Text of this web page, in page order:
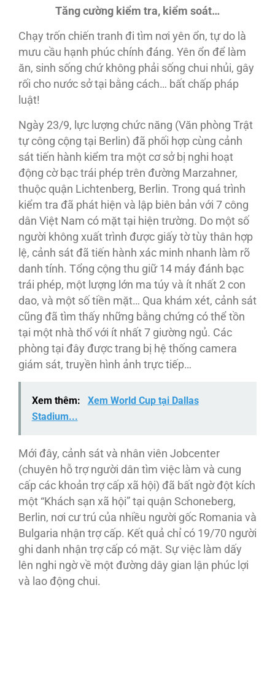
Tăng cường kiểm tra, kiểm soát…
Chạy trốn chiến tranh đi tìm nơi yên ổn, tự do là
mưu cầu hạnh phúc chính đáng. Yên ổn để làm
ăn, sinh sống chứ không phải sống chui nhủi, gây
rối cho nước sở tại bằng cách… bất chấp pháp
luật!
Ngày 23/9, lực lượng chức năng (Văn phòng Trật
tự công cộng tại Berlin) đã phối hợp cùng cảnh
sát tiến hành kiểm tra một cơ sở bị nghi hoạt
động cờ bạc trái phép trên đường Marzahner,
thuộc quận Lichtenberg, Berlin. Trong quá trình
kiểm tra đã phát hiện và lập biên bản với 7 công
dân Việt Nam có mặt tại hiện trường. Do một số
người không xuất trình được giấy tờ tùy thân hợp
lệ, cảnh sát đã tiến hành xác minh nhanh làm rõ
danh tính. Tổng cộng thu giữ 14 máy đánh bạc
trái phép, một lượng lớn ma túy và ít nhất 2 con
dao, và một số tiền mặt… Qua khám xét, cảnh sát
cũng đã tìm thấy những bằng chứng có thể tồn
tại một nhà thổ với ít nhất 7 giường ngủ. Các
phòng tại đây được trang bị hệ thống camera
giám sát, truyền hình ảnh trực tiếp…
Xem thêm:
Xem World Cup tại Dallas
Stadium...
Mới đây, cảnh sát và nhân viên Jobcenter
(chuyên hỗ trợ người dân tìm việc làm và cung
cấp các khoản trợ cấp xã hội) đã bất ngờ đột kích
một “Khách sạn xã hội” tại quận Schoneberg,
Berlin, nơi cư trú của nhiều người gốc Romania và
Bulgaria nhận trợ cấp. Kết quả chỉ có 19/70 người
ghi danh nhận trợ cấp có mặt. Sự việc làm dấy
lên nghi ngờ về một đường dây gian lận phúc lợi
và lao động chui.